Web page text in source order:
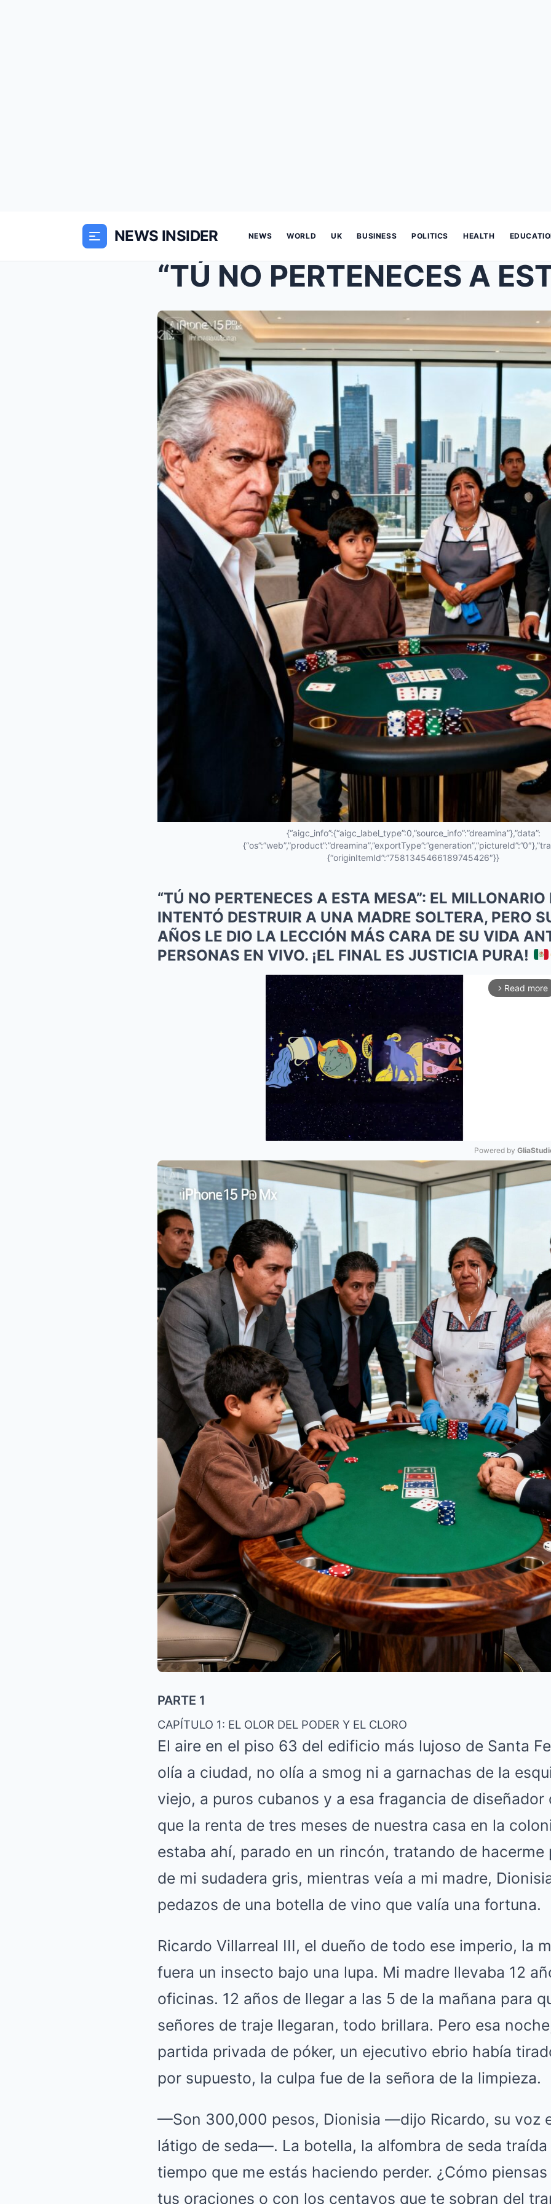
NEWS INSIDER NEWS WORLD UK BUSINESS POLITICS HEALTH
{“aigc_info”:{“aigc_label_type”:0,”source_info”:”dreamina”},”data”:
{“originItemId”:”7581345466189745426″}}
“TÚ NO PERTENECES A ESTA MESA”: EL
INTENTÓ DESTRUIR A UNA MADRE SOLTERA, PERO
AÑOS LE DIO LA LECCIÓN MÁS CARA DE SU VIDA
PERSONAS EN VIVO. ¡EL FINAL ES JUSTICIA PURA!
arrow_forward_ios Read more
Mute
Powered by
PARTE 1
CAPÍTULO 1: EL OLOR DEL PODER Y EL CLORO
El aire en el piso 63 del edificio más lujoso de Santa
olía a ciudad, no olía a smog ni a garnachas de la
viejo, a puros cubanos y a esa fragancia de diseñador
que la renta de tres meses de nuestra casa en la
estaba ahí, parado en un rincón, tratando de hacerme
de mi sudadera gris, mientras veía a mi madre,
pedazos de una botella de vino que valía una fortuna.
Ricardo Villarreal III, el dueño de todo ese imperio, la
fuera un insecto bajo una lupa. Mi madre llevaba 12
oficinas. 12 años de llegar a las 5 de la mañana para
señores de traje llegaran, todo brillara. Pero esa
partida privada de póker, un ejecutivo ebrio había
por supuesto, la culpa fue de la señora de la limpieza.
—Son 300,000 pesos, Dionisia —dijo Ricardo, su voz
látigo de seda—. La botella, la alfombra de seda traída
tiempo que me estás haciendo perder. ¿Cómo
tus oraciones o con los centavos que te sobran del